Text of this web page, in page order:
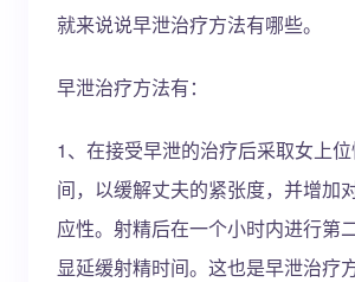
就来说说早泄治疗方法有哪些。
早泄治疗方法有：
1、在接受早泄的治疗后采取女上
间，以缓解丈夫的紧张度，并增加
应性。射精后在一个小时内进行第
显延缓射精时间。这也是早泄治疗